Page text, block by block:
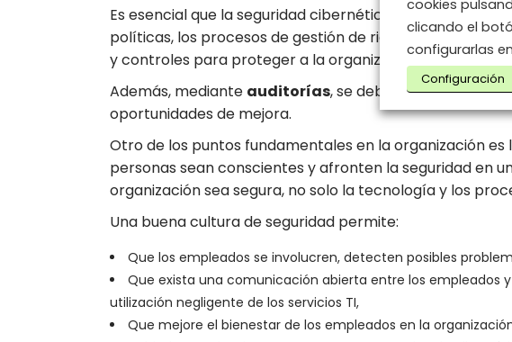
Es esencial que la seguridad cibernética estéintegrada
políticas, los procesos de gestión de riesgos, los
y controles para proteger a la organización de las
Además, mediante auditorías, se deberá determinar
oportunidades de mejora.
Otro de los puntos fundamentales en la organización es
personas sean conscientes y afronten la seguridad en
organización sea segura, no solo la tecnología y los
Una buena cultura de seguridad permite:
Que los empleados se involucren, detecten posibles
Que exista una comunicación abierta entre los empleados
utilización negligente de los servicios TI,
Que mejore el bienestar de los empleados en la
cookies
clicando el
configurarlas
Configuración